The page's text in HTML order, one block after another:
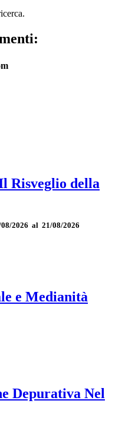
Risveglio della
2026 al 21/08/2026
e Medianità
Depurativa Nel